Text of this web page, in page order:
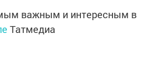
важным и интересным в
Татмедиа